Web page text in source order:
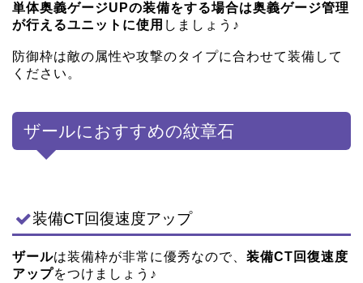
単体奥義ゲージUPの装備をする場合は奥義ゲージ管理
が行えるユニットに使用 しましょう♪
防御枠は敵の属性や攻撃のタイプに合わせて装備して
ください。
ザールにおすすめの紋章石
装備CT回復速度アップ
ザールは装備枠が非常に優秀なので、 装備CT回復速度
アップをつけましょう♪